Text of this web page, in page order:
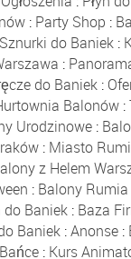
: Party Shop :
Sznurki do Baniek :
:
do Baniek:
Balonów:
Urodzinowe:
: Miasto
z Helem
: Balony Rumia
do Baniek : Baza
Baniek :Anonse :
: Kurs